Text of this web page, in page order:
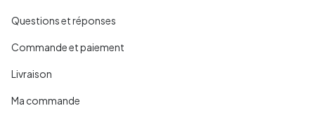
Questions et réponses
Commande et paiement
Livraison
Ma commande